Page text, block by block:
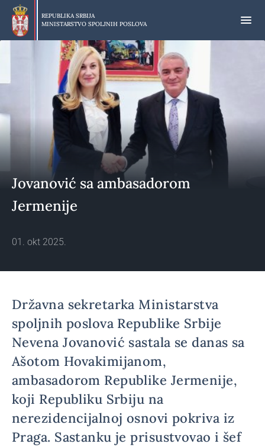
Preskoči
glavni
deo
REPUBLIKA SRBIJA
MINISTARSTVO SPOLJNIH POSLOVA
Jovanović sa ambasadorom
Jermenije
01. okt 2025.
Državna sekretarka Ministarstva
spoljnih poslova Republike Srbije
Nevena Jovanović sastala se danas sa
Ašotom Hovakimijanom,
ambasadorom Republike Jermenije,
koji Republiku Srbiju na
nerezidencijalnoj osnovi pokriva iz
Praga. Sastanku je prisustvovao i šef